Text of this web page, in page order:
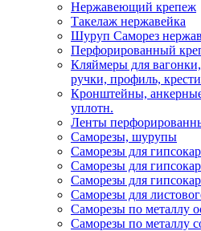
Нержавеющий крепеж
Такелаж нержавейка
Шуруп Саморез
Перфорированный
Кляймеры для
ручки, профиль,
Кронштейны,
уплотн.
Ленты
Саморезы, шурупы
Саморезы для
Саморезы для
Саморезы для
Саморезы для
Саморезы по металлу
Саморезы по металлу